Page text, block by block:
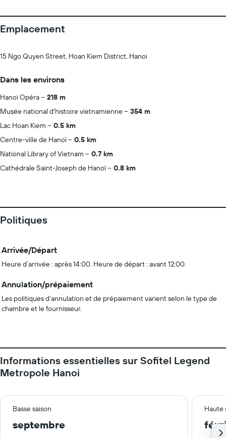
Emplacement
15 Ngo Quyen Street, Hoan Kiem District, Hanoi
Dans les environs
Hanoi Opéra
218 m
Musée national d'histoire vietnamienne
354 m
Lac Hoan Kiem
0.5 km
Centre-ville de Hanoï
0.5 km
National Library of Vietnam
0.7 km
Cathédrale Saint-Joseph de Hanoï
0.8 km
Politiques
Arrivée/Départ
Heure d’arrivée : après 14:00. Heure de départ : avant 12:00.
Annulation/prépaiement
Les politiques d’annulation et de prépaiement varient selon le type de
chambre et le fournisseur.
Informations essentielles sur Sofitel Legend
Metropole Hanoi
Basse saison Haute
septembre